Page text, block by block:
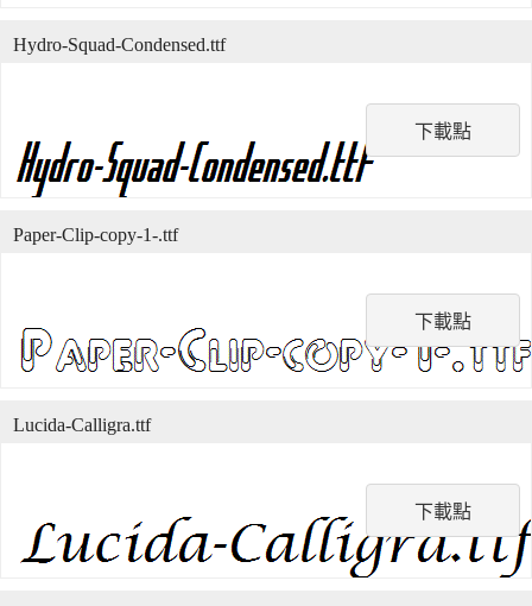
下載點
Hydro-Squad-Condensed.ttf
下載點
Paper-Clip-copy-1-.ttf
下載點
Lucida-Calligra.ttf